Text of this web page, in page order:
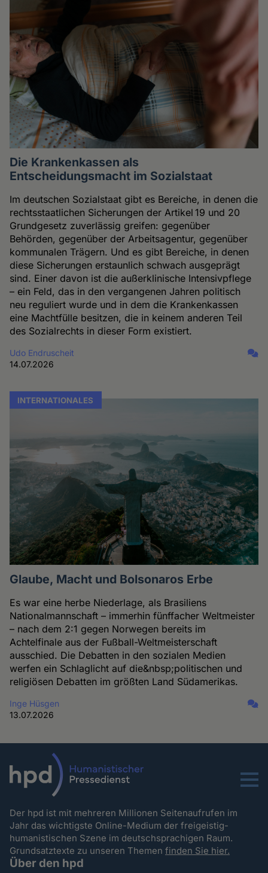
Die Krankenkassen als
Entscheidungsmacht im Sozialstaat
Im deutschen Sozialstaat gibt es Bereiche, in denen die
rechtsstaatlichen Sicherungen der Artikel 19 und 20
Grundgesetz zuverlässig greifen: gegenüber
Behörden, gegenüber der Arbeitsagentur, gegenüber
kommunalen Trägern. Und es gibt Bereiche, in denen
diese Sicherungen erstaunlich schwach ausgeprägt
sind. Einer davon ist die außerklinische Intensivpflege
– ein Feld, das in den vergangenen Jahren politisch
neu reguliert wurde und in dem die Krankenkassen
eine Machtfülle besitzen, die in keinem anderen Teil
des Sozialrechts in dieser Form existiert.
Udo Endruscheit
14.07.2026
INTERNATIONALES
Glaube, Macht und Bolsonaros Erbe
Es war eine herbe Niederlage, als Brasiliens
Nationalmannschaft – immerhin fünffacher Weltmeister
– nach dem 2:1 gegen Norwegen bereits im
Achtelfinale aus der Fußball-Weltmeisterschaft
ausschied. Die Debatten in den sozialen Medien
werfen ein Schlaglicht auf die&nbsp;politischen und
religiösen Debatten im größten Land Südamerikas.
Inge Hüsgen
13.07.2026
Menu
Der hpd ist mit mehreren Millionen Seitenaufrufen im
Jahr das wichtigste Online-Medium der freigeistig-
humanistischen Szene im deutschsprachigen Raum.
Grundsatztexte zu unseren Themenfinden Sie hier.
Über den hpd